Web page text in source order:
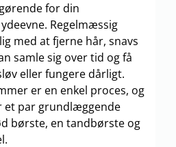
for din
Regelmæssig
med at fjerne hår, snavs
samle sig over tid og få
eller fungere dårligt.
er en enkel proces, og
et par grundlæggende
børste, en tandbørste og